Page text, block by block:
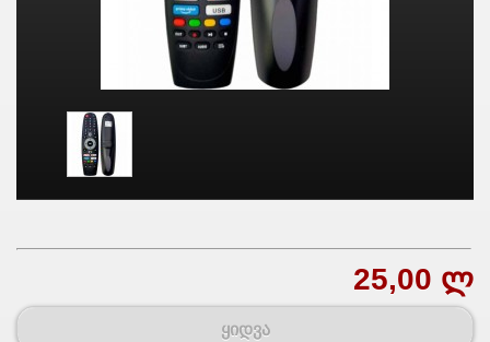
25,00 ლ
ყიდვა